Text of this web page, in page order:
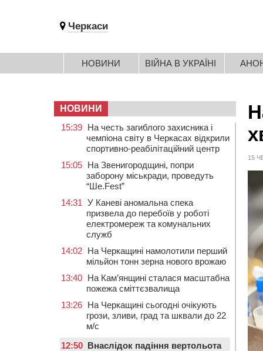
Черкаси
НОВИНИ ВІЙНА В УКРАЇНІ
15
НОВИНИ
15:39 На честь загиблого захисника і
чемпіона світу в Черкасах відкрили
спортивно-реабілітаційний центр
15:05 На Звенигородщині, попри
заборону міськради, проведуть
“Ше.Fest”
14:31 У Каневі аномальна спека
призвела до перебоїв у роботі
електромереж та комунальних
служб
14:02 На Черкащині намолотили перший
мільйон тонн зерна нового врожаю
13:40 На Кам’янщині сталася масштабна
пожежа сміттєзвалища
13:26 На Черкащині сьогодні очікують
грози, зливи, град та шквали до 22
м/с
12:50 Внаслідок падіння вертольота